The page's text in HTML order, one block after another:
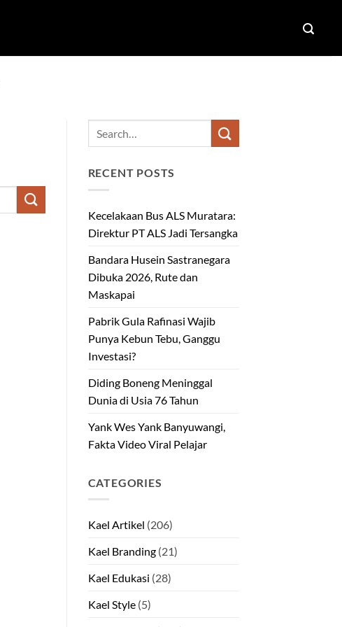
RECENT POSTS
Kecelakaan Bus ALS Muratara:
Direktur PT ALS Jadi Tersangka
Bandara Husein Sastranegara
Dibuka 2026, Rute dan
Maskapai
Pabrik Gula Rafinasi Wajib
Punya Kebun Tebu, Ganggu
Investasi?
Diding Boneng Meninggal
Dunia di Usia 76 Tahun
Yank Wes Yank Banyuwangi,
Fakta Video Viral Pelajar
CATEGORIES
Kael Artikel (206)
Kael Branding(21)
Kael Edukasi (28)
Kael Style(5)